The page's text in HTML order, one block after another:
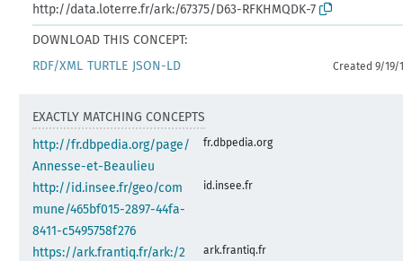
http://data.loterre.fr/ark:/67375/D63-RFKHMQDK-7
DOWNLOAD THIS CONCEPT:
RDF/XML TURTLE JSON-LD Created 9/19/
EXACTLY MATCHING CONCEPTS
http://fr.dbpedia.org/page/
Annesse-et-Beaulieu
fr.dbpedia.org
http://id.insee.fr/geo/com
mune/465bf015-2897-44fa-
8411-c5495758f276
id.insee.fr
https://ark.frantiq.fr/ark:/2
ark.frantiq.fr